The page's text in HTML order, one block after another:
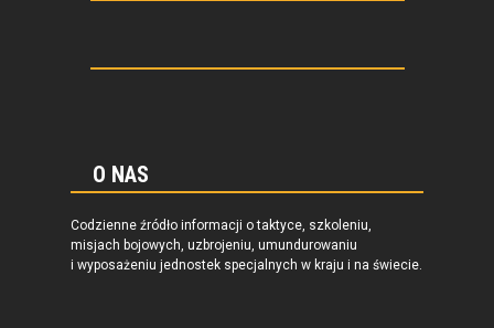
O NAS
Codzienne źródło informacji o taktyce, szkoleniu,
misjach bojowych, uzbrojeniu, umundurowaniu
i wyposażeniu jednostek specjalnych w kraju i na świecie.